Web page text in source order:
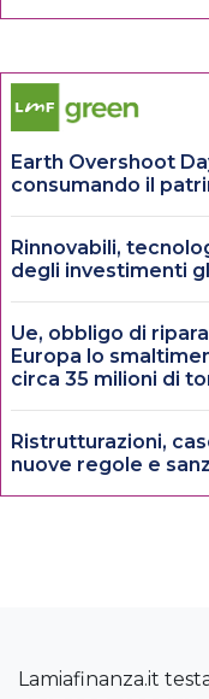
Earth Overshoot
consumando il
Rinnovabili,
degli investimenti
Ue, obbligo di
Europa lo
circa 35 milioni di
Ristrutturazioni,
nuove regole e
Lamiafinanza.it